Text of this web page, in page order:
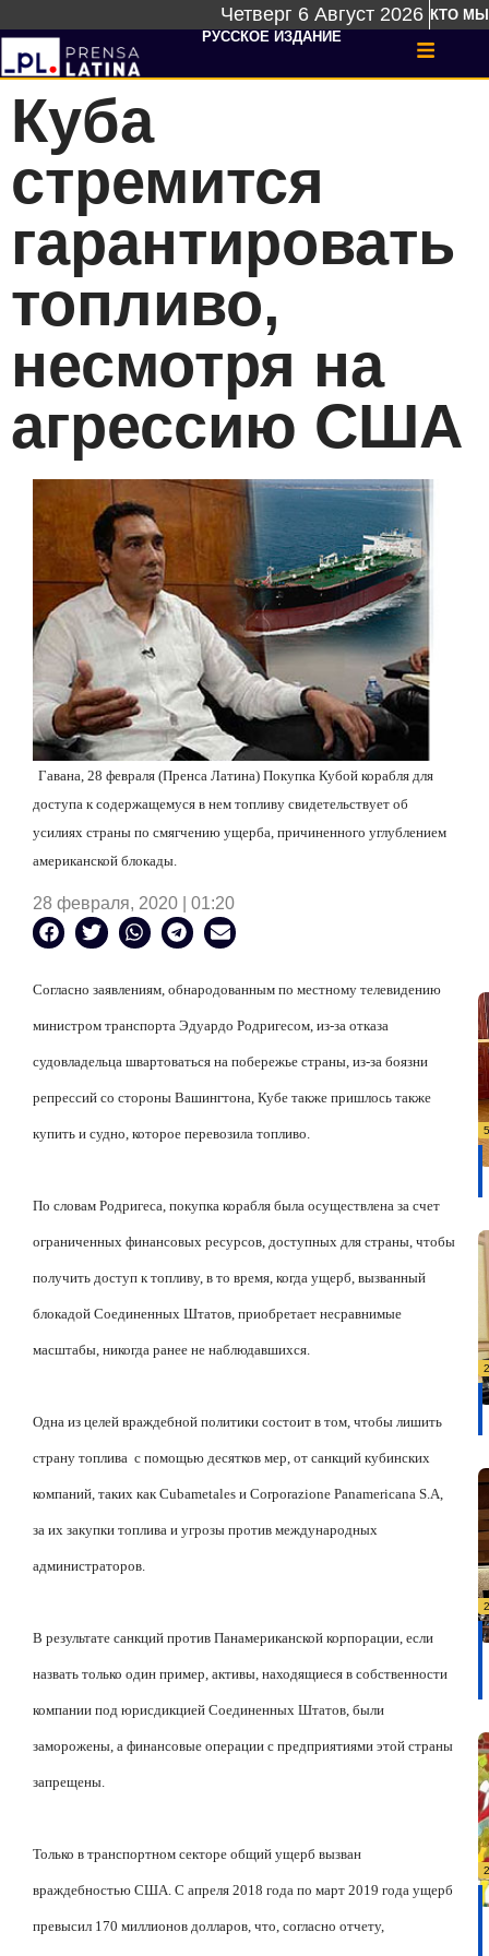
Четверг 6 Август 2026 КТО МЫ
РУССКОЕ ИЗДАНИЕ
Куба
стремится
гарантировать
топливо,
несмотря на
агрессию США
Гавана, 28 февраля (Пренса Латина) Покупка Кубой корабля для
доступа к содержащемуся в нем топливу свидетельствует об
усилиях страны по смягчению ущерба, причиненного углублением
американской блокады.
28 февраля, 2020 | 01:20
Согласно заявлениям, обнародованным по местному телевидению
министром транспорта Эдуардо Родригесом, из-за отказа
судовладельца швартоваться на побережье страны, из-за боязни
репрессий со стороны Вашингтона, Кубе также пришлось также
купить и судно, которое перевозила топливо.
По словам Родригеса, покупка корабля была осуществлена за счет
ограниченных финансовых ресурсов, доступных для страны, чтобы
получить доступ к топливу, в то время, когда ущерб, вызванный
блокадой Соединенных Штатов, приобретает несравнимые
масштабы, никогда ранее не наблюдавшихся.
Одна из целей враждебной политики состоит в том, чтобы лишить
страну топлива с помощью десятков мер, от санкций кубинских
компаний, таких как Cubametales и Corporazione Panamericana S.A,
за их закупки топлива и угрозы против международных
администраторов.
В результате санкций против Панамериканской корпорации, если
назвать только один пример, активы, находящиеся в собственности
компании под юрисдикцией Соединенных Штатов, были
заморожены, а финансовые операции с предприятиями этой страны
запрещены.
Только в транспортном секторе общий ущерб вызван
враждебностью США. С апреля 2018 года по март 2019 года ущерб
превысил 170 миллионов долларов, что, согласно отчету,